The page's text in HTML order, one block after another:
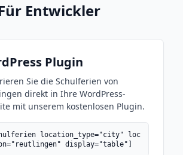
Entwickler
Plugin
Sie die Schulferien von
direkt in Ihre WordPress-
mit unserem kostenlosen Plugin.
location_type="city" loc
display="table"]